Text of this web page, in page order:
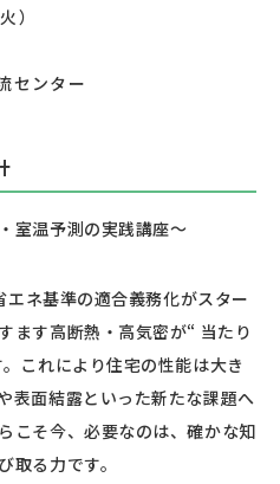
）
センター
室温予測の実践講座〜
ネ基準の適合義務化がスター
ます高断熱・高気密が“ 当たり
これにより住宅の性能は大き
表面結露といった新たな課題へ
こそ今、必要なのは、確かな知
取る力です。